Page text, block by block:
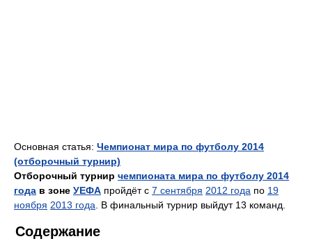
Основная статья: Чемпионат мира по футболу 2014
(отборочный турнир)
Отборочный турнир чемпионата мира по футболу 2014
года в зоне УЕФА пройдёт с 7 сентября 2012 года по 19
ноября 2013 года . В финальный турнир выйдут 13 команд.
Содержание